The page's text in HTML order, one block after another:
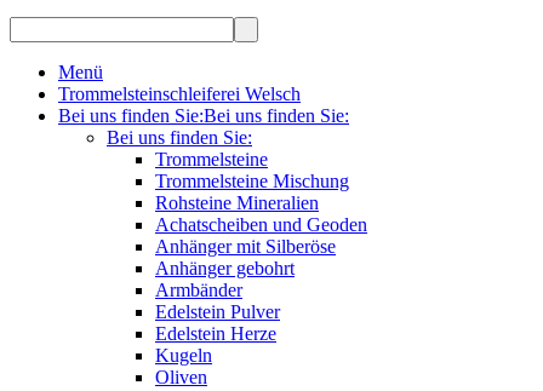
Menü
Trommelsteinschleiferei Welsch
Bei uns finden Sie:Bei uns finden Sie:
Bei uns finden Sie:
Trommelsteine
Trommelsteine Mischung
Rohsteine Mineralien
Achatscheiben und Geoden
Anhänger mit Silberöse
Anhänger gebohrt
Armbänder
Edelstein Pulver
Edelstein Herze
Kugeln
Oliven